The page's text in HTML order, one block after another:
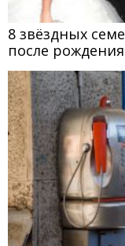
8 звёздных
после